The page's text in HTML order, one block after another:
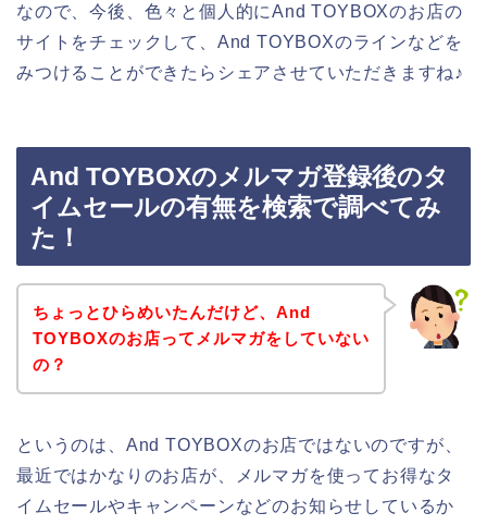
なので、今後、色々と個人的にAnd TOYBOXのお店の
サイトをチェックして、And TOYBOXのラインなどを
みつけることができたらシェアさせていただきますね♪
And TOYBOXのメルマガ登録後のタ
イムセールの有無を検索で調べてみ
た！
ちょっとひらめいたんだけど、And
TOYBOXのお店ってメルマガをしていない
の？
というのは、And TOYBOXのお店ではないのですが、
最近ではかなりのお店が、メルマガを使ってお得なタ
イムセールやキャンペーンなどのお知らせしているか